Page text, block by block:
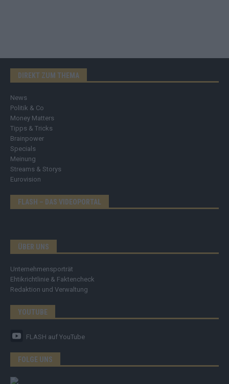
DIREKT ZUM THEMA
News
Politik & Co
Money Matters
Tipps & Tricks
Brainpower
Specials
Meinung
Streams & Storys
Eurovision
FLASH – DAS VIDEOPORTAL
ÜBER UNS
Unternehmensporträt
Ehtikrichtlinie & Faktencheck
Redaktion und Verwaltung
YOUTUBE
FLASH auf YouTube
FOLGE UNS